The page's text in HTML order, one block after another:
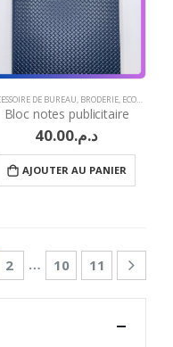
ET MARQUAGE À CHAUD,GRAVURE LASER
DE BUREAU, BRODERIE, ECOLINES/OBJETS PUBLICITAIRE ECOLOGIQUE
Bloc notes publicitaire
د.م.40.00
AJOUTER AU PANIER
2 … 10 11